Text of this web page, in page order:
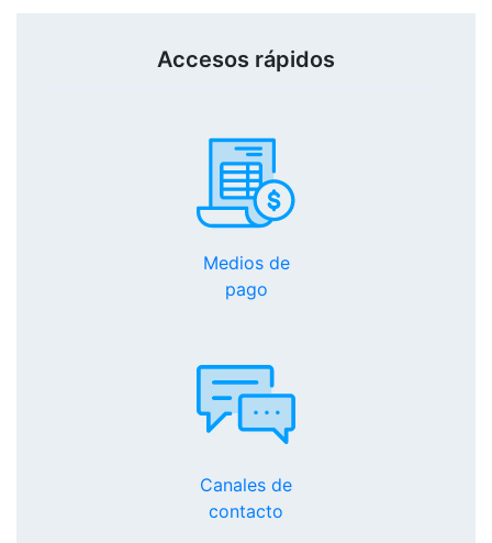
Accesos rápidos
Medios de
pago
Canales de
contacto